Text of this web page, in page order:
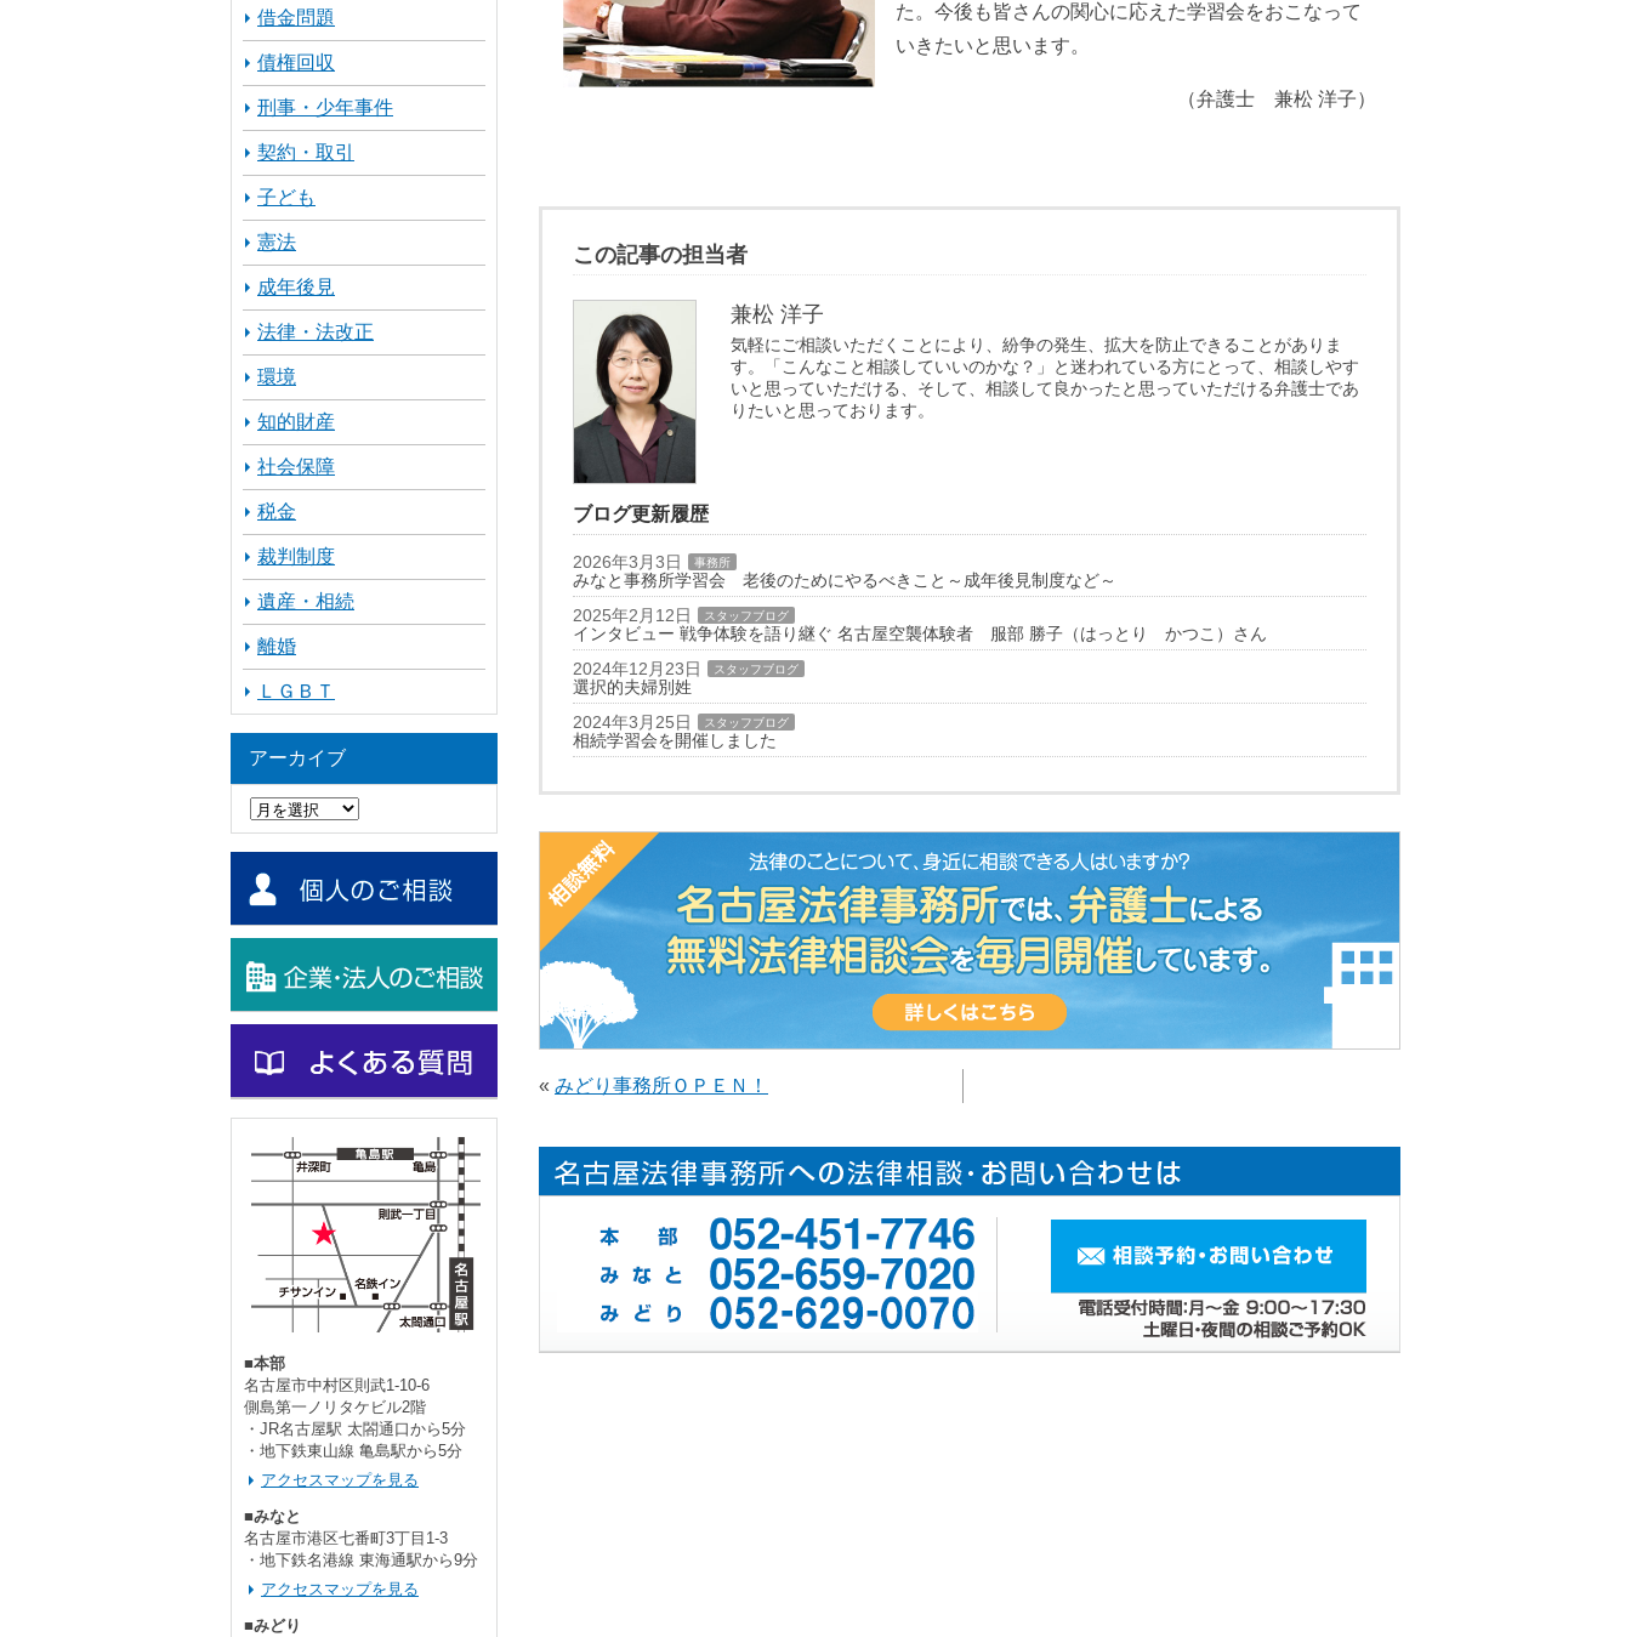
た。今後も皆さんの関心に応えた学習会をおこなって
いきたいと思います。
（弁護士 兼松 洋子）
この記事の担当者
兼松 洋子
気軽にご相談いただくことにより、紛争の発生、拡大を防止できることがありま
す。「こんなこと相談していいのかな？」と迷われている方にとって、相談しやす
いと思っていただける、そして、相談して良かったと思っていただける弁護士であ
りたいと思っております。
ブログ更新履歴
2026年3月3日 事務所
みなと事務所学習会 老後のためにやるべきこと～成年後見制度など～
2025年2月12日
スタッフブログ
インタビュー 戦争体験を語り継ぐ 名古屋空襲体験者 服部 勝子（はっとり かつこ）さん
2024年12月23日
スタッフブログ
選択的夫婦別姓
2024年3月25日
スタッフブログ
相続学習会を開催しました
« みどり事務所ＯＰＥＮ！
借金問題
債権回収
刑事・少年事件
契約・取引
子ども
憲法
成年後見
法律・法改正
環境
知的財産
社会保障
税金
裁判制度
遺産・相続
離婚
ＬＧＢＴ
アーカイブ
ブ
■本部
名古屋市中村区則武1-10-6
側島第一ノリタケビル2階
・JR名古屋駅 太閤通口から5分
・地下鉄東山線 亀島駅から5分
アクセスマップを見る
■みなと
名古屋市港区七番町3丁目1-3
・地下鉄名港線 東海通駅から9分
アクセスマップを見る
■みどり